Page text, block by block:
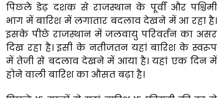
पिछले डेढ़ दशक से राजस्थान के पूर्वी और पश्चिमी
भाग में बारिश में लगातार बदलाव देखने में आ रहा है।
इसके पीछे राजस्थान में जलवायु परिवर्तन का असर
दिख रहा है। इसी के नतीजतन यहां बारिश के स्वरूप
में तेजी से बदलाव देखने में आया है। यहां एक दिन में
होने वाली बारिश का औसत बढ़ा है।